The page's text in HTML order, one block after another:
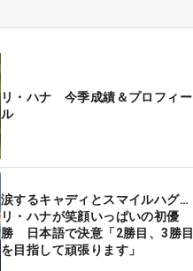
リ・ハナ 今季成績＆プロフィー
ル
涙するキャディとスマイルハグ…
リ・ハナが笑顔いっぱいの初優
勝 日本語で決意「2勝目、3勝目
を目指して頑張ります」